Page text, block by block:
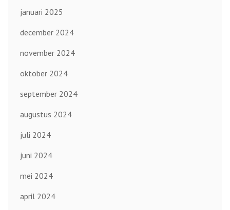
januari 2025
december 2024
november 2024
oktober 2024
september 2024
augustus 2024
juli 2024
juni 2024
mei 2024
april 2024